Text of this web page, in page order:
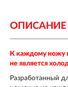
ОПИСАНИЕ
К каждому ножу
не является
Разработанный